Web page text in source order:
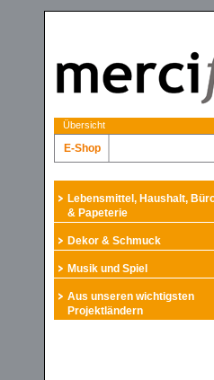
Übersicht
E-Shop
Lebensmittel, Haushalt,
& Papeterie
Dekor & Schmuck
Musik und Spiel
Aus unseren wichtigsten
Projektländern